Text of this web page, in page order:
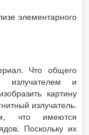
элементарного
Что общего
излучателем и
картину
излучатель.
что имеются
Поскольку их